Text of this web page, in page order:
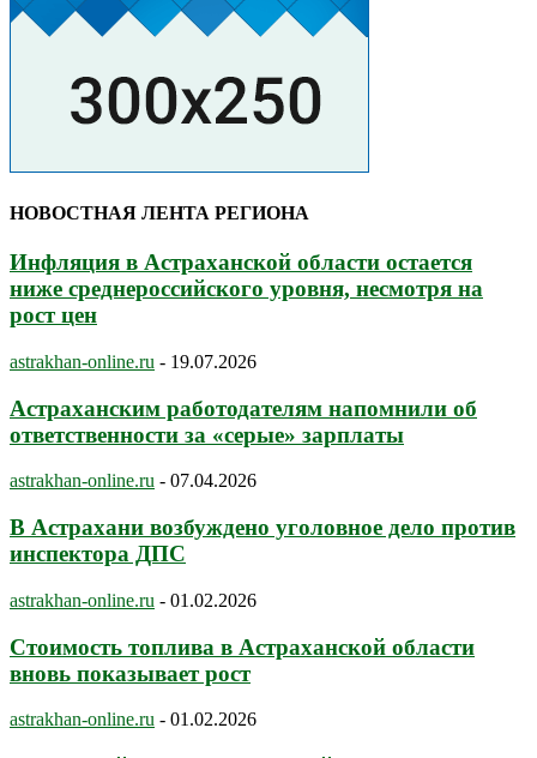
НОВОСТНАЯ ЛЕНТА РЕГИОНА
Инфляция в Астраханской области остается
ниже среднероссийского уровня, несмотря на
рост цен
astrakhan-online.ru - 19.07.2026
Астраханским работодателям напомнили об
ответственности за «серые» зарплаты
astrakhan-online.ru - 07.04.2026
В Астрахани возбуждено уголовное дело против
инспектора ДПС
astrakhan-online.ru - 01.02.2026
Стоимость топлива в Астраханской области
вновь показывает рост
astrakhan-online.ru - 01.02.2026